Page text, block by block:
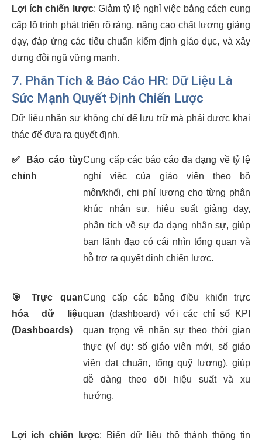
Lợi ích chiến lược: Giảm tỷ lệ nghỉ việc bằng cách cung
cấp lộ trình phát triển rõ ràng, nâng cao chất lượng giảng
dạy, đáp ứng các tiêu chuẩn kiểm định giáo dục, và xây
dựng đội ngũ vững mạnh.
7. Phân Tích & Báo Cáo HR: Dữ Liệu Là
Sức Mạnh Quyết Định Chiến Lược
Dữ liệu nhân sự không chỉ để lưu trữ mà phải được khai
thác để đưa ra quyết định.
✅
Báo cáo tùy
chỉnh
Cung cấp các báo cáo đa dạng về tỷ lệ
nghỉ việc của giáo viên theo bộ
môn/khối, chi phí lương cho từng phân
khúc nhân sự, hiệu suất giảng dạy,
phân tích về sự đa dạng nhân sự, giúp
ban lãnh đạo có cái nhìn tổng quan và
hỗ trợ ra quyết định chiến lược.
🎯
Trực quan
hóa dữ liệu
(Dashboards)
Cung cấp các bảng điều khiển trực
quan (dashboard) với các chỉ số KPI
quan trọng về nhân sự theo thời gian
thực (ví dụ: số giáo viên mới, số giáo
viên đạt chuẩn, tổng quỹ lương), giúp
dễ dàng theo dõi hiệu suất và xu
hướng.
Lợi ích chiến lược: Biến dữ liệu thô thành thông tin